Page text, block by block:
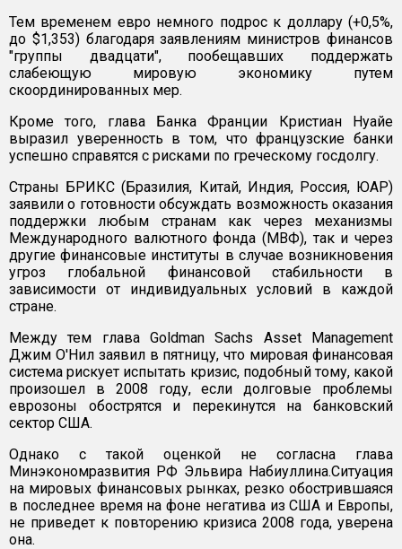
Тем временем евро немного подрос к доллару (+0,5%,
до $1,353) благодаря заявлениям министров финансов
"группы двадцати", пообещавших поддержать
слабеющую мировую экономику путем
скоординированных мер.
Кроме того, глава Банка Франции Кристиан Нуайе
выразил уверенность в том, что французские банки
успешно справятся с рисками по греческому госдолгу.
Страны БРИКС (Бразилия, Китай, Индия, Россия, ЮАР)
заявили о готовности обсуждать возможность оказания
поддержки любым странам как через механизмы
Международного валютного фонда (МВФ), так и через
другие финансовые институты в случае возникновения
угроз глобальной финансовой стабильности в
зависимости от индивидуальных условий в каждой
стране.
Между тем глава Goldman Sachs Asset Management
Джим О'Нил заявил в пятницу, что мировая финансовая
система рискует испытать кризис, подобный тому, какой
произошел в 2008 году, если долговые проблемы
еврозоны обострятся и перекинутся на банковский
сектор США.
Однако с такой оценкой не согласна глава
Минэкономразвития РФ Эльвира Набиуллина.Ситуация
на мировых финансовых рынках, резко обострившаяся
в последнее время на фоне негатива из США и Европы,
не приведет к повторению кризиса 2008 года, уверена
она.